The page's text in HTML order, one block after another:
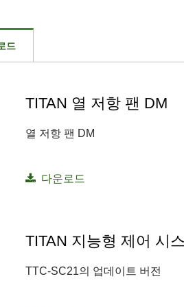
드
TITAN 열 저항 팬 DM
열 저항 팬 DM
다운로드
TITAN 지능형 제어 시
TTC-SC21의 업데이트 버전